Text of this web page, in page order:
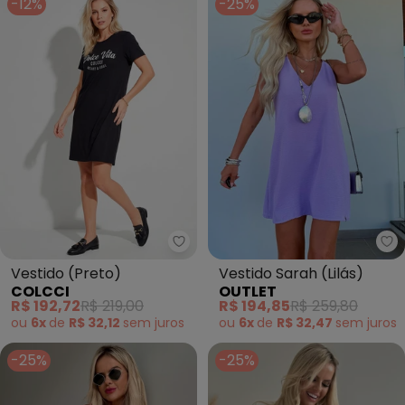
-12%
Colcci - Vestido (Preto)
Vestido (Preto)
COLCCI
R$ 192,72R$ 219,00
ou 6x de R$ 32,12 sem juros
-25%
Vestido Sarah (Lilás)
OUTLET
R$ 194,85R$ 259,80
ou 6x de R$ 32,47 sem juros
-25% -25%